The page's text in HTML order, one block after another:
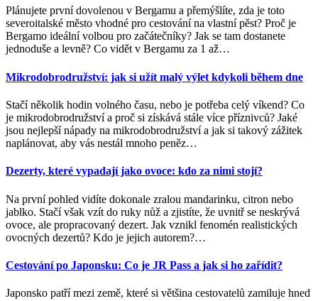
Plánujete první dovolenou v Bergamu a přemýšlíte, zda je toto
severoitalské město vhodné pro cestování na vlastní pěst? Proč je
Bergamo ideální volbou pro začátečníky? Jak se tam dostanete
jednoduše a levně? Co vidět v Bergamu za 1 až…
Mikrodobrodružství: jak si užít malý výlet kdykoli během dne
Stačí několik hodin volného času, nebo je potřeba celý víkend? Co
je mikrodobrodružství a proč si získává stále více příznivců? Jaké
jsou nejlepší nápady na mikrodobrodružství a jak si takový zážitek
naplánovat, aby vás nestál mnoho peněz…
Dezerty, které vypadají jako ovoce: kdo za nimi stojí?
Na první pohled vidíte dokonale zralou mandarinku, citron nebo
jablko. Stačí však vzít do ruky nůž a zjistíte, že uvnitř se neskrývá
ovoce, ale propracovaný dezert. Jak vznikl fenomén realistických
ovocných dezertů? Kdo je jejich autorem?…
Cestování po Japonsku: Co je JR Pass a jak si ho zařídit?
Japonsko patří mezi země, které si většina cestovatelů zamiluje hned